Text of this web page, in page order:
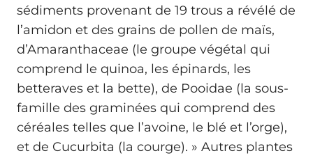
sédiments provenant de 19 trous a révélé de
l’amidon et des grains de pollen de maïs,
d’Amaranthaceae (le groupe végétal qui
comprend le quinoa, les épinards, les
betteraves et la bette), de Pooidae (la sous-
famille des graminées qui comprend des
céréales telles que l’avoine, le blé et l’orge),
et de Cucurbita (la courge). » Autres plantes